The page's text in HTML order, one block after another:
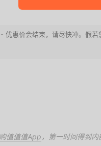
惠价会结束，请尽快冲。假
值值值App ，第一时间得到